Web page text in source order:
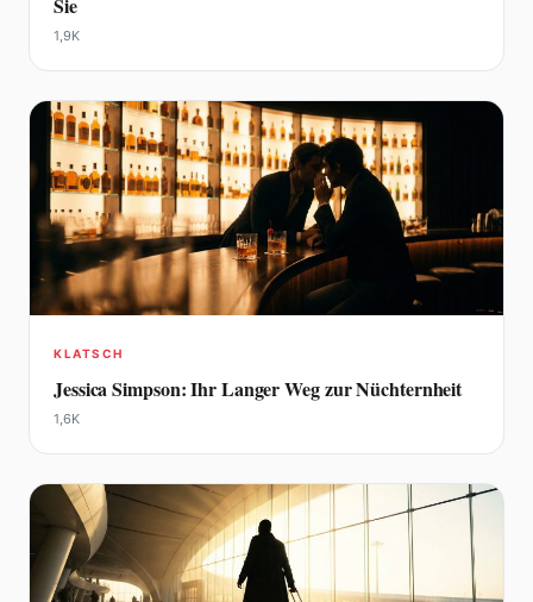
Sie
1,9K
KLATSCH
Jessica Simpson: Ihr Langer Weg zur Nüchternheit
1,6K